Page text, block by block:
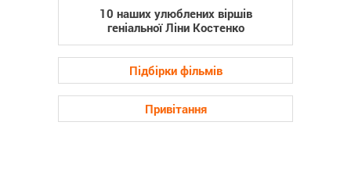
10 наших улюблених віршів
геніальної Ліни Костенко
Підбірки фільмів
Привітання